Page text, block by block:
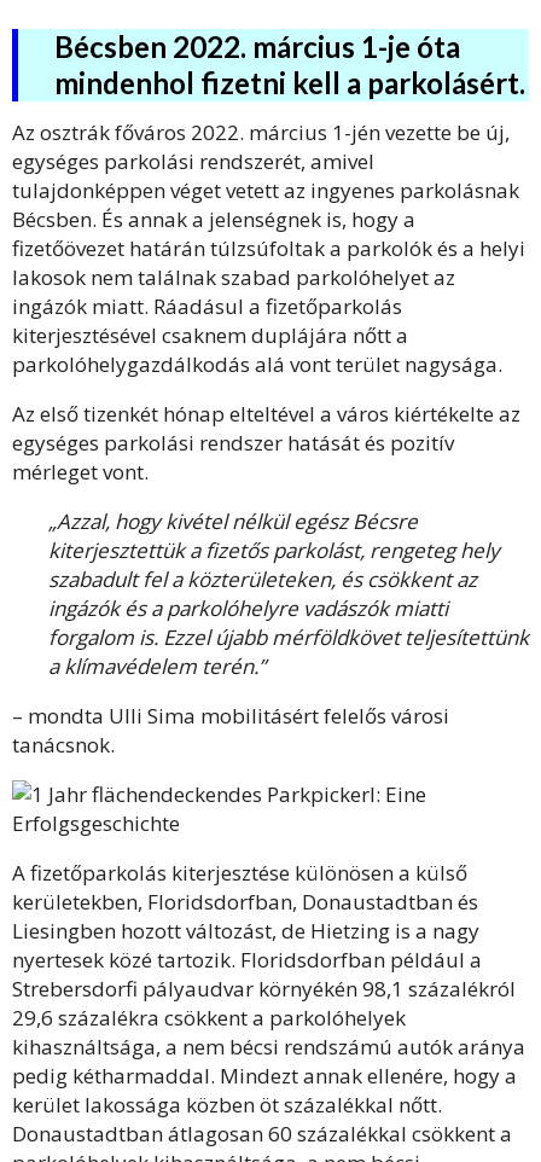
Bécsben 2022. március 1-je óta
mindenhol fizetni kell a parkolásért.
Az osztrák főváros 2022. március 1-jén vezette be új,
egységes parkolási rendszerét, amivel
tulajdonképpen véget vetett az ingyenes parkolásnak
Bécsben. És annak a jelenségnek is, hogy a
fizetőövezet határán túlzsúfoltak a parkolók és a helyi
lakosok nem találnak szabad parkolóhelyet az
ingázók miatt. Ráadásul a fizetőparkolás
kiterjesztésével csaknem duplájára nőtt a
parkolóhelygazdálkodás alá vont terület nagysága.
Az első tizenkét hónap elteltével a város kiértékelte az
egységes parkolási rendszer hatását és pozitív
mérleget vont.
„Azzal, hogy kivétel nélkül egész Bécsre
kiterjesztettük a fizetős parkolást, rengeteg hely
szabadult fel a közterületeken, és csökkent az
ingázók és a parkolóhelyre vadászók miatti
forgalom is. Ezzel újabb mérföldkövet teljesítettünk
a klímavédelem terén.”
– mondta Ulli Sima mobilitásért felelős városi
tanácsnok.
A fizetőparkolás kiterjesztése különösen a külső
kerületekben, Floridsdorfban, Donaustadtban és
Liesingben hozott változást, de Hietzing is a nagy
nyertesek közé tartozik. Floridsdorfban például a
Strebersdorfi pályaudvar környékén 98,1 százalékról
29,6 százalékra csökkent a parkolóhelyek
kihasználtsága, a nem bécsi rendszámú autók aránya
pedig kétharmaddal. Mindezt annak ellenére, hogy a
kerület lakossága közben öt százalékkal nőtt.
Donaustadtban átlagosan 60 százalékkal csökkent a